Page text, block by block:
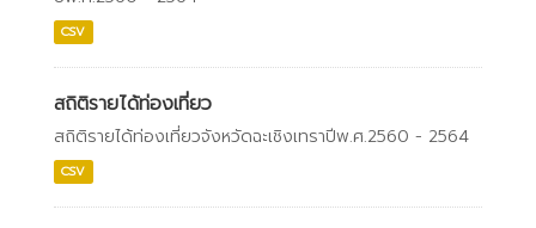
CSV
สถิติรายได้ท่องเที่ยว
สถิติรายได้ท่องเที่ยวจังหวัดฉะเชิงเทราปีพ.ศ.2560 - 2564
CSV